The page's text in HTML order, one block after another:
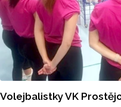
Volejbalistky VK